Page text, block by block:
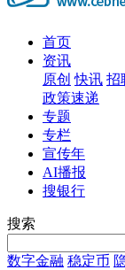
首页
资讯
原创 快讯 招
政策速递
专题
专栏
宣传年
AI播报
搜银行
搜索
数字金融 稳定币